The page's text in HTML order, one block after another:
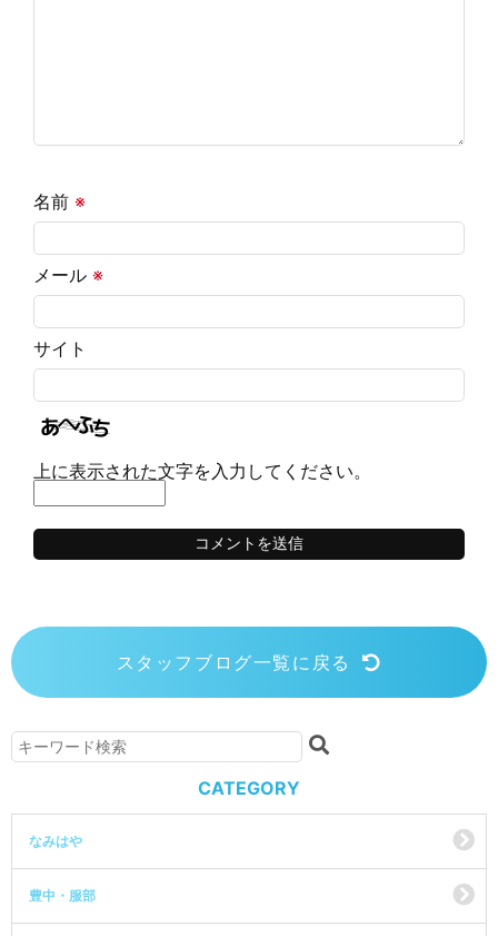
名前 ※
メール ※
サイト
上に表示された文字を入力してください。
スタッフブログ一覧に戻る
CATEGORY
なみはや
豊中・服部